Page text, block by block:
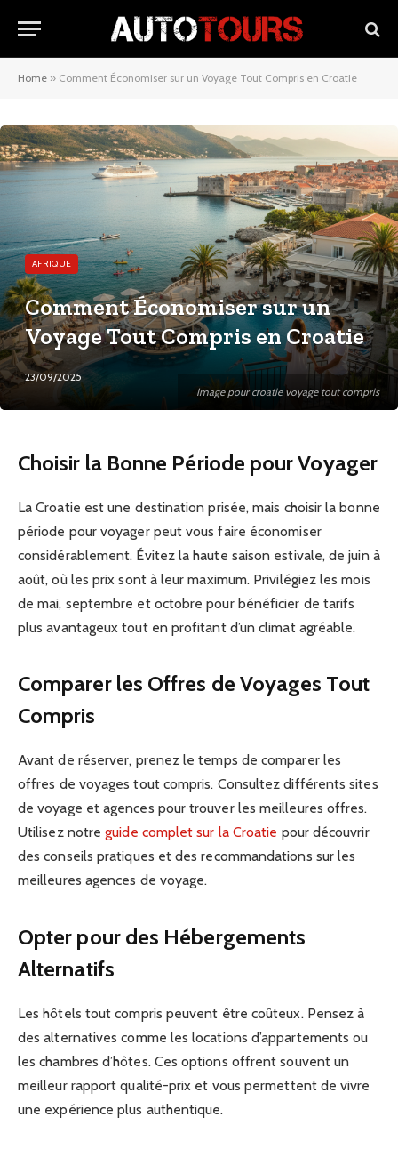
Home » Comment Économiser sur un Voyage Tout Compris en Croatie
Image pour croatie voyage tout compris
AFRIQUE
Comment Économiser sur un
Voyage Tout Compris en Croatie
23/09/2025
Choisir la Bonne Période pour Voyager
La Croatie est une destination prisée, mais choisir la bonne
période pour voyager peut vous faire économiser
considérablement. Évitez la haute saison estivale, de juin à
août, où les prix sont à leur maximum. Privilégiez les mois
de mai, septembre et octobre pour bénéficier de tarifs
plus avantageux tout en profitant d’un climat agréable.
Comparer les Offres de Voyages Tout
Compris
Avant de réserver, prenez le temps de comparer les
offres de voyages tout compris. Consultez différents sites
de voyage et agences pour trouver les meilleures offres.
Utilisez notreguide complet sur la Croatie pour découvrir
des conseils pratiques et des recommandations sur les
meilleures agences de voyage.
Opter pour des Hébergements
Alternatifs
Les hôtels tout compris peuvent être coûteux. Pensez à
des alternatives comme les locations d’appartements ou
les chambres d’hôtes. Ces options offrent souvent un
meilleur rapport qualité-prix et vous permettent de vivre
une expérience plus authentique.